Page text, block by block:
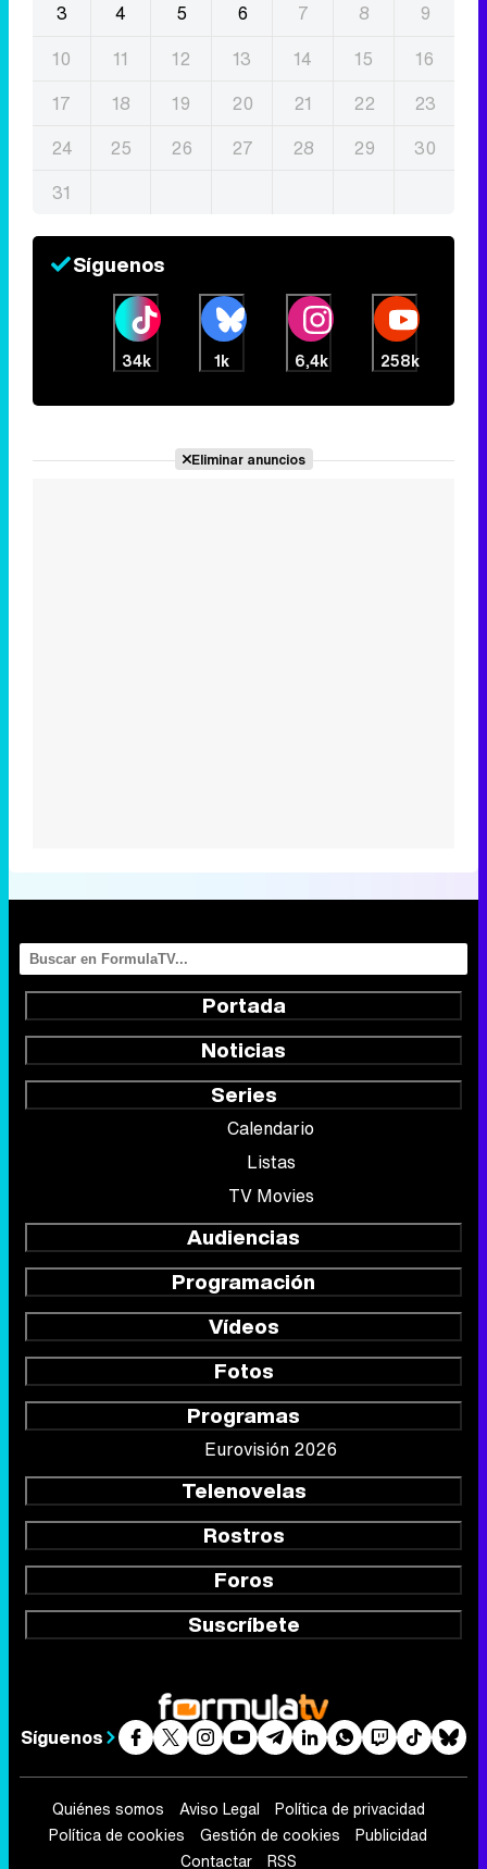
3
4 5 6 7 8
9
10
11 12 13 14 15
16
17
18 19 20 21 22
23
24
25 26 27 28 29
30
31
Síguenos
34k 1k 6,4k 258k
Eliminar anuncios
Portada
Noticias
Series
Calendario
Listas
TV Movies
Audiencias
Programación
Vídeos
Fotos
Programas
Eurovisión 2026
Telenovelas
Rostros
Foros
Suscríbete
Síguenos
Quiénes somos Aviso Legal
Política de privacidad
Política de cookies
Gestión de cookies
Publicidad
Contactar
RSS